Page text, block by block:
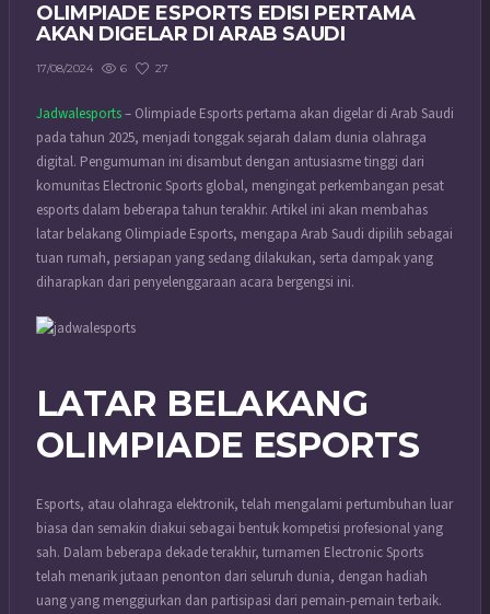
OLIMPIADE ESPORTS EDISI PERTAMA
AKAN DIGELAR DI ARAB SAUDI
17/08/2024 6 27
Jadwalesports– Olimpiade Esports pertama akan digelar di Arab Saudi
pada tahun 2025, menjadi tonggak sejarah dalam dunia olahraga
digital. Pengumuman ini disambut dengan antusiasme tinggi dari
komunitas Electronic Sports global, mengingat perkembangan pesat
esports dalam beberapa tahun terakhir. Artikel ini akan membahas
latar belakang Olimpiade Esports, mengapa Arab Saudi dipilih sebagai
tuan rumah, persiapan yang sedang dilakukan, serta dampak yang
diharapkan dari penyelenggaraan acara bergengsi ini.
LATAR BELAKANG
OLIMPIADE ESPORTS
Esports, atau olahraga elektronik, telah mengalami pertumbuhan luar
biasa dan semakin diakui sebagai bentuk kompetisi profesional yang
sah. Dalam beberapa dekade terakhir, turnamen Electronic Sports
telah menarik jutaan penonton dari seluruh dunia, dengan hadiah
uang yang menggiurkan dan partisipasi dari pemain-pemain terbaik.